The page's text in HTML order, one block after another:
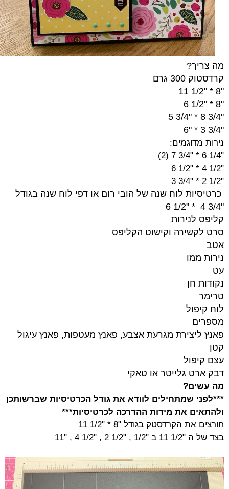
מה צריך?
קרדסטוק 300 גרם
"8 * "1/2 11
"8 * "1/2 6
"3/4 8 * "3/4 5
"3/4 3 * "6
נירות מדוגמים:
"1/4 6 * "3/4 7 (2)
"1/2 4 * "1/2 6
"1/2 2 * "3/4 3
כרטיסיות לוח שנה של הובי רום או דפי לוח שנה בגודל
"3/4 4 * "1/2 6
קליפס לנירות
סרט לקשירה וקישוט הקליפס
אטב
נירות ממו
עט
נקודות חן
טרימר
לוח קיפול
מספרים
פאנץ ליצירת מגרעת אצבע, פאנץ מעטפות, פאנץ עיגול
קטן
עצם קיפול
דבק ארט גלייטר או טאקי
מה עשים?
***לפני שמתחילים לוודא את גודל הכרטיסיות שברשותכן
ולהתאים את מידות ההדרכה לכרטיסיות***
חורצים את הקרדסטק בגודל "8 * "1/2 11
בצד של ה "1/2 11 ב "1/2 , "1/2 2 , "1/2 4 , "11